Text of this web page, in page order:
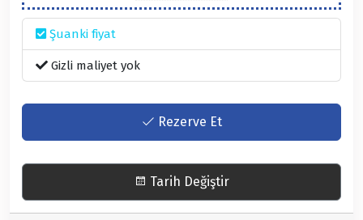
Şuanki fiyat
Gizli maliyet yok
Rezerve Et
Tarih Değiştir